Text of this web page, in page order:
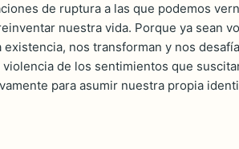
de ruptura a las que podemos
nuestra vida. Porque ya sean
nos transforman y nos
de los sentimientos que
para asumir nuestra propia